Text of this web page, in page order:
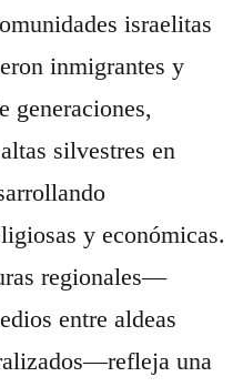
israelitas
inmigrantes y
generaciones,
silvestres en
y económicas.
regionales—
entre aldeas
una